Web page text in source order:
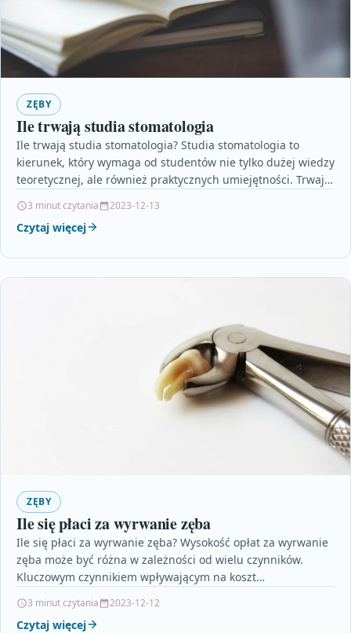
ZĘBY
Ile trwają studia stomatologia
Ile trwają studia stomatologia? Studia stomatologia to
kierunek, który wymaga od studentów nie tylko dużej wiedzy
teoretycznej, ale również praktycznych umiejętności. Trwają
3 minut czytania 2023-12-13
Czytaj więcej
ZĘBY
Ile się płaci za wyrwanie zęba
Ile się płaci za wyrwanie zęba? Wysokość opłat za wyrwanie
zęba może być różna w zależności od wielu czynników.
Kluczowym czynnikiem wpływającym na koszt…
3 minut czytania 2023-12-12
Czytaj więcej